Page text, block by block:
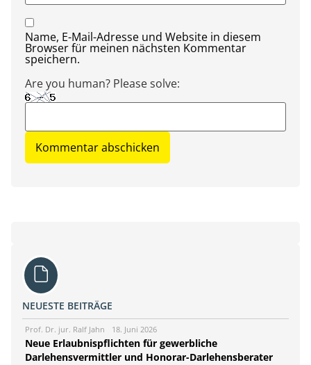
Name, E-Mail-Adresse und Website in diesem
Browser für meinen nächsten Kommentar
speichern.
Are you human? Please solve:
NEUESTE BEITRÄGE
Prof. Dr. jur. Ralf Jahn 18. Juni 2026
Neue Erlaubnispflichten für gewerbliche
Darlehensvermittler und Honorar-Darlehensberater